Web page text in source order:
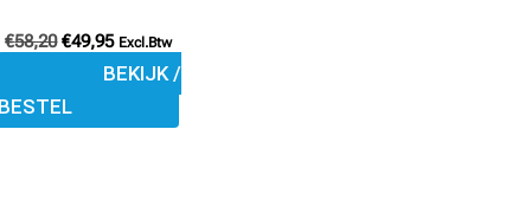
€58,20 €49,95 Excl.Btw
BEKIJK /
BESTEL
de
productpagina